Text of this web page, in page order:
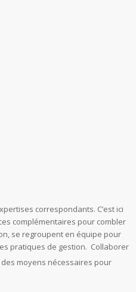
correspondants. C’est ici
complémentaires pour combler
se regroupent en équipe pour
pratiques de gestion. Collaborer
moyens nécessaires pour